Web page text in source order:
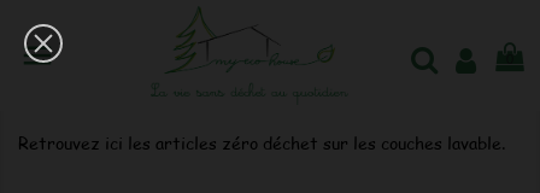

Couches lavables
Retrouvez ici les articles zéro déchet sur les couches lavable.